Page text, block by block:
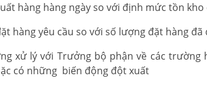
hàng hàng ngày so với định mức tồn
hàng yêu cầu so với số lượng đặt hàng đã
xử lý với Trưởng bộ phận về các
có những biến động đột xuất